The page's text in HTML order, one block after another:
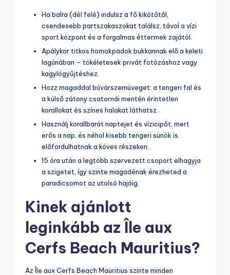
Ha balra (dél felé) indulsz a fő kikötőtől,
csendesebb partszakaszokat találsz, távol a vízi
sport központ és a forgalmas éttermek zajától.
Apálykor titkos homokpadok bukkannak elő a keleti
lagúnában – tökéletesek privát fotózáshoz vagy
kagylógyűjtéshez.
Hozz magaddal búvárszemüveget: a tengeri fal és
a külső zátony csatornái mentén érintetlen
korallokat és színes halakat láthatsz.
Használj korallbarát naptejet és vízicipőt, mert
erős a nap, és néhol kisebb tengeri sünök is
előfordulhatnak a köves részeken.
15 óra után a legtöbb szervezett csoport elhagyja
a szigetet, így szinte magadénak érezheted a
paradicsomot az utolsó hajóig.
Kinek ajánlott
leginkább az Île aux
Cerfs Beach Mauritius?
Az Île aux Cerfs Beach Mauritius szinte minden